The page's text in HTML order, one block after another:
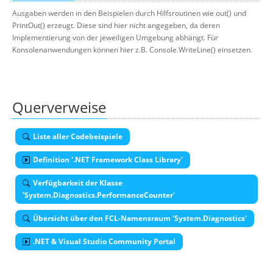
Ausgaben werden in den Beispielen durch Hilfsroutinen wie out() und
PrintOut() erzeugt. Diese sind hier nicht angegeben, da deren
Implementierung von der jeweiligen Umgebung abhängt. Für
Konsolenanwendungen können hier z.B. Console.WriteLine() einsetzen.
Querverweise
Liste aller Codebeispiele
Definition '.NET Framework Class Library'
Verfügbarkeit der Klasse
'System.Diagnostics.PerformanceCounter'
Übersicht über den FCL-Namensraum 'System.Diagnostics'
.NET & Visual Studio Community Portal